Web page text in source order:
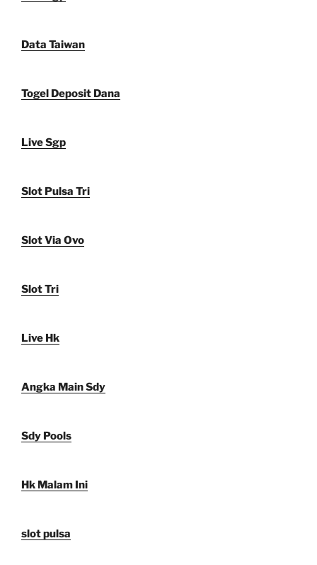
Data Taiwan
Togel Deposit Dana
Live Sgp
Slot Pulsa Tri
Slot Via Ovo
Slot Tri
Live Hk
Angka Main Sdy
Sdy Pools
Hk Malam Ini
slot pulsa